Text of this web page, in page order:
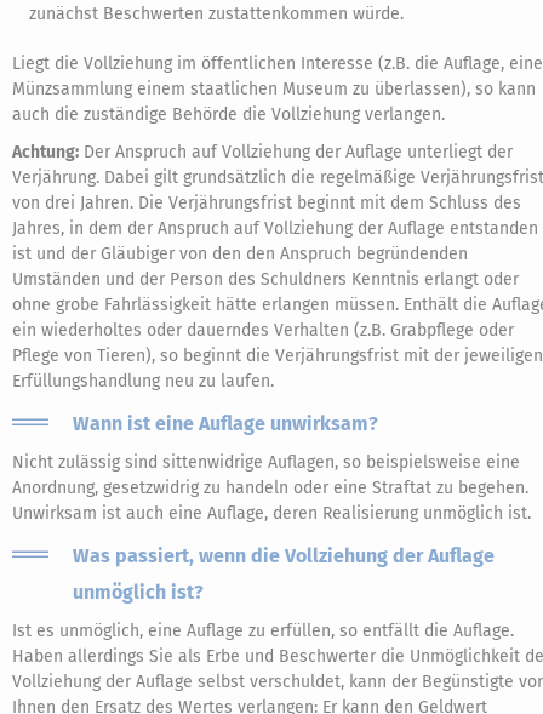
zunächst Beschwerten zustattenkommen würde.
Liegt die Vollziehung im öffentlichen Interesse (z.B. die Auflage, eine
Münzsammlung einem staatlichen Museum zu überlassen), so kann
auch die zuständige Behörde die Vollziehung verlangen.
Achtung: Der Anspruch auf Vollziehung der Auflage unterliegt der
Verjährung. Dabei gilt grundsätzlich die regelmäßige Verjährungsfrist
von drei Jahren. Die Verjährungsfrist beginnt mit dem Schluss des
Jahres, in dem der Anspruch auf Vollziehung der Auflage entstanden
ist und der Gläubiger von den den Anspruch begründenden
Umständen und der Person des Schuldners Kenntnis erlangt oder
ohne grobe Fahrlässigkeit hätte erlangen müssen. Enthält die
ein wiederholtes oder dauerndes Verhalten (z.B. Grabpflege oder
Pflege von Tieren), so beginnt die Verjährungsfrist mit der jeweiligen
Erfüllungshandlung neu zu laufen.
Wann ist eine Auflage unwirksam?
Nicht zulässig sind sittenwidrige Auflagen, so beispielsweise eine
Anordnung, gesetzwidrig zu handeln oder eine Straftat zu begehen.
Unwirksam ist auch eine Auflage, deren Realisierung unmöglich ist.
Was passiert, wenn die Vollziehung der Auflage
unmöglich ist?
Ist es unmöglich, eine Auflage zu erfüllen, so entfällt die Auflage.
Haben allerdings Sie als Erbe und Beschwerter die Unmöglichkeit
Vollziehung der Auflage selbst verschuldet, kann der Begünstigte
Ihnen den Ersatz des Wertes verlangen: Er kann den Geldwert